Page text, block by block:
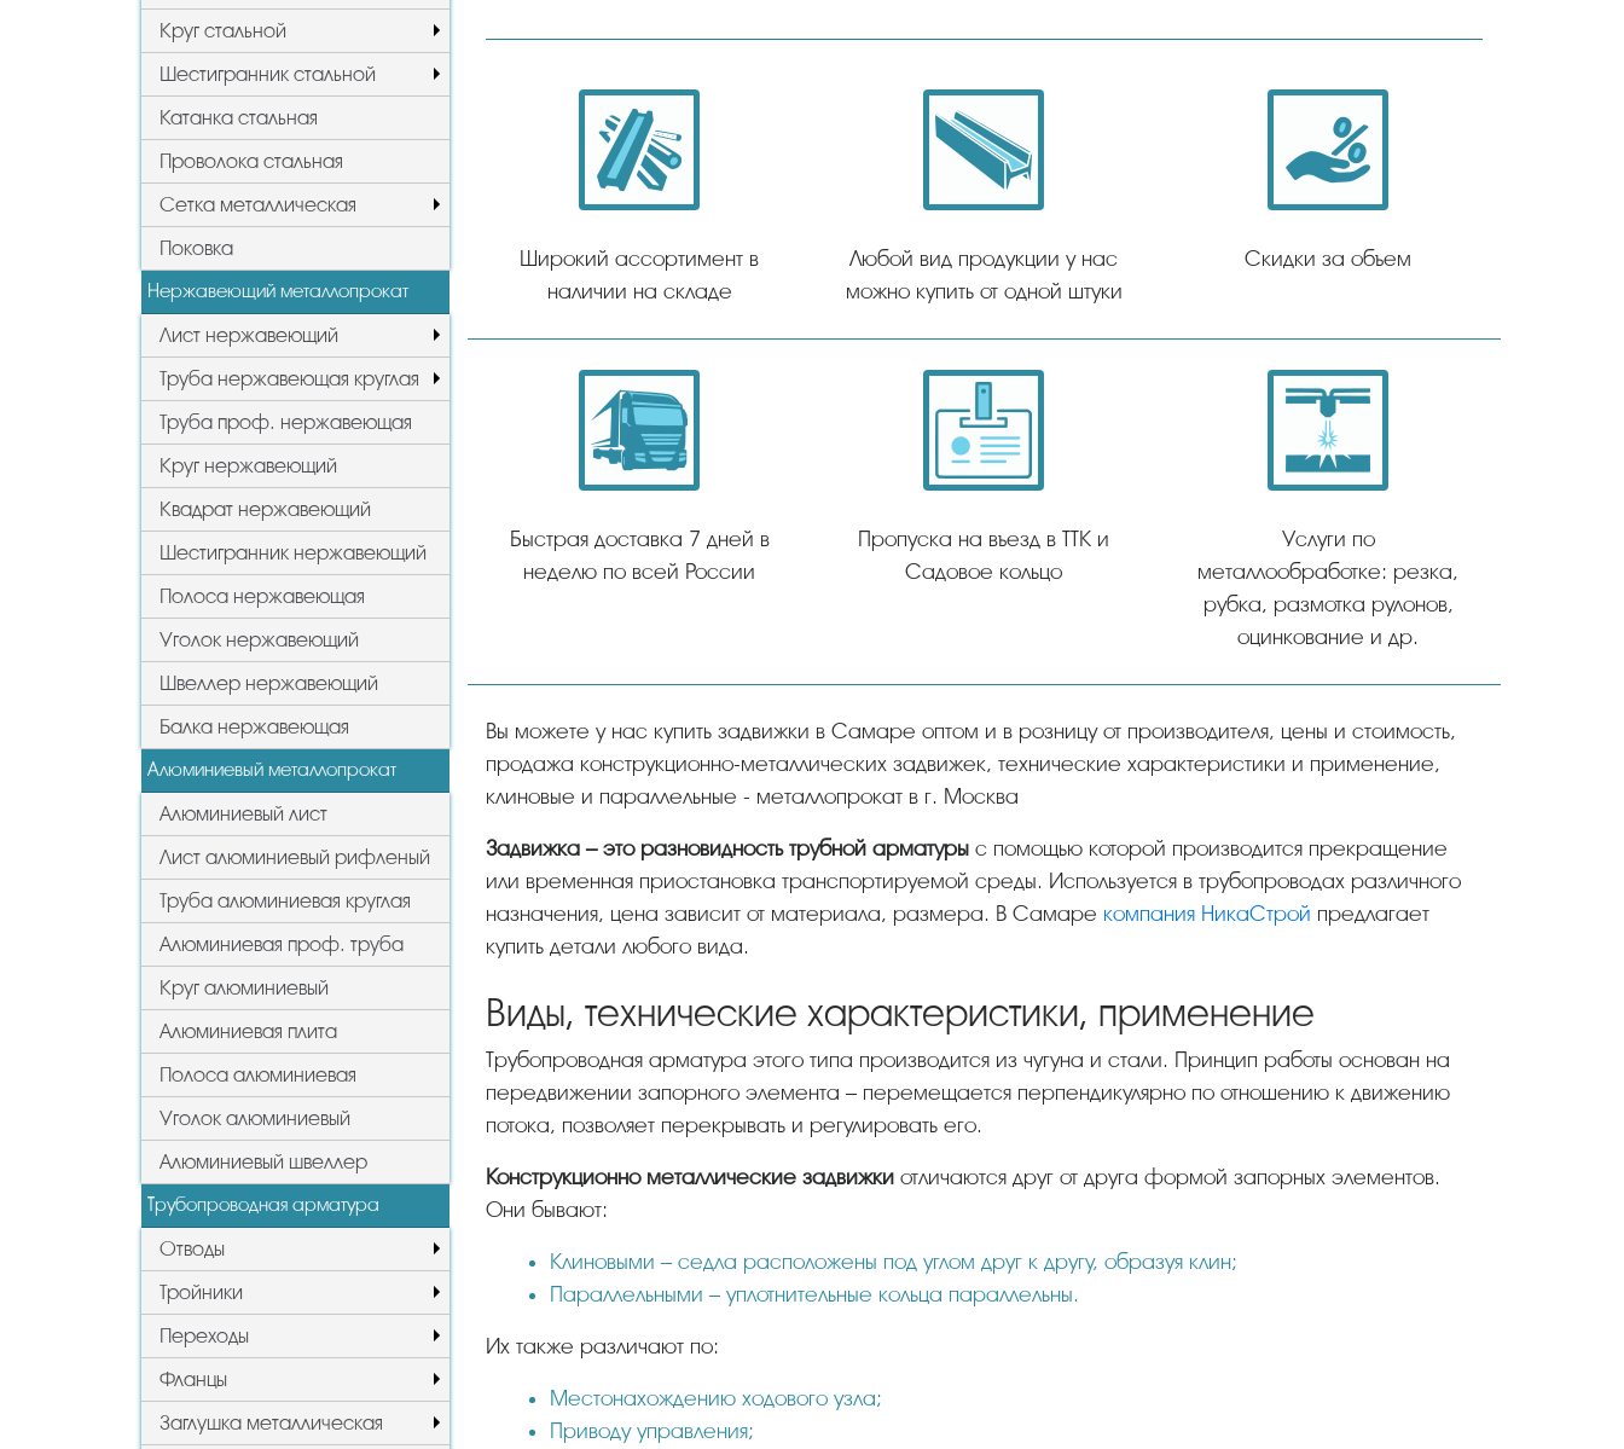
Круг стальной
Шестигранник стальной
Катанка стальная
Проволока стальная
Сетка металлическая
Поковка
Нержавеющий металлопрокат
Лист нержавеющий
Труба нержавеющая круглая
Труба проф. нержавеющая
Круг нержавеющий
Квадрат нержавеющий
Шестигранник нержавеющий
Полоса нержавеющая
Уголок нержавеющий
Швеллер нержавеющий
Балка нержавеющая
Алюминиевый металлопрокат
Алюминиевый лист
Лист алюминиевый рифленый
Труба алюминиевая круглая
Алюминиевая проф. труба
Круг алюминиевый
Алюминиевая плита
Полоса алюминиевая
Уголок алюминиевый
Алюминиевый швеллер
Трубопроводная арматура
Отводы
Тройники
Переходы
Фланцы
Заглушка металлическая
Широкий ассортимент в
наличии на складе
Любой вид продукции у нас
можно купить от одной штуки
Скидки за объем
Быстрая доставка 7 дней в
неделю по всей России
Пропуска на въезд в ТТК и
Садовое кольцо
Услуги по
металлообработке: резка,
рубка, размотка рулонов,
оцинкование и др.
Вы можете у нас купить задвижки в Самаре оптом и в розницу от производителя, цены и стоимость,
продажа конструкционно-металлических задвижек, технические характеристики и применение,
клиновые и параллельные - металлопрокат в г. Москва
Задвижка – это разновидность трубной арматуры с помощью которой производится прекращение
или временная приостановка транспортируемой среды. Используется в трубопроводах различного
назначения, цена зависит от материала, размера. В Самаре компания НикаСтрой предлагает
купить детали любого вида.
Виды, технические характеристики, применение
Трубопроводная арматура этого типа производится из чугуна и стали. Принцип работы основан на
передвижении запорного элемента – перемещается перпендикулярно по отношению к движению
потока, позволяет перекрывать и регулировать его.
Конструкционно металлические задвижки отличаются друг от друга формой запорных элементов.
Они бывают:
Клиновыми – седла расположены под углом друг к другу, образуя клин;
Параллельными – уплотнительные кольца параллельны.
Их также различают по:
Местонахождению ходового узла;
Приводу управления;